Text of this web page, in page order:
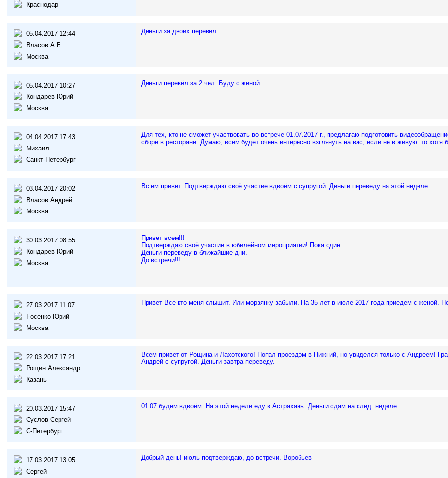
Краснодар
05.04.2017 12:44
Власов А В
Москва
Деньги за двоих перевел
05.04.2017 10:27
Кондарев Юрий
Москва
Деньги перевёл за 2 чел. Буду с женой
04.04.2017 17:43
Михаил
Санкт-Петербург
Для тех, кто не сможет участвовать во встрече 01.07.2017 г., предлагаю подготовить
сборе в ресторане. Думаю, всем будет очень интересно взглянуть на вас, если не в живую, то хотя
03.04.2017 20:02
Власов Андрей
Москва
Вс ем привет. Подтверждаю своё участие вдвоём с супругой. Деньги переведу на этой неделе.
30.03.2017 08:55
Кондарев Юрий
Москва
Привет всем!!!
Подтверждаю своё участие в юбилейном мероприятии! Пока один...
Деньги переведу в ближайшие дни.
До встречи!!!
27.03.2017 11:07
Носенко Юрий
Москва
Привет Все кто меня слышит. Или морзянку забыли. На 35 лет в июле 2017 года приедем с женой.
22.03.2017 17:21
Рощин Александр
Казань
Всем привет от Рощина и Лахотского! Попал проездом в Нижний, но увиделся только с Андреем!
Андрей с супругой. Деньги завтра переведу.
20.03.2017 15:47
Суслов Сергей
С-Петербург
01.07 будем вдвоём. На этой неделе еду в Астрахань. Деньги сдам на след. неделе.
17.03.2017 13:05
Сергей
Добрый день! июль подтверждаю, до встречи. Воробьев